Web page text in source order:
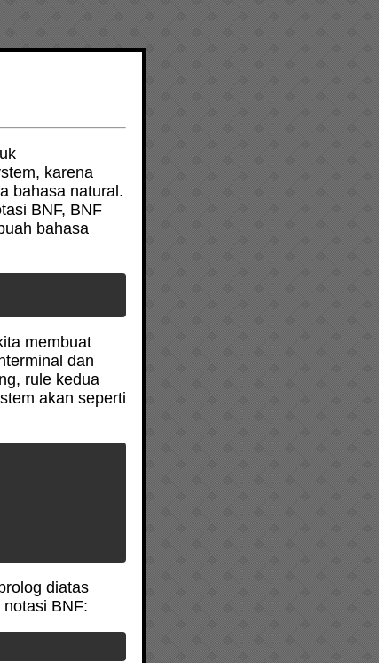
karena
bahasa natural.
BNF, BNF
bahasa
membuat
dan
rule kedua
akan seperti
diatas
BNF: